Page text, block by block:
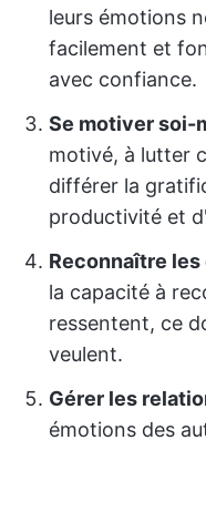
leurs émotions
facilement et
avec confiance.
Se motiver soi-
motivé, à lutter
différer la
productivité et
Reconnaître
la capacité à
ressentent, ce
veulent.
Gérer les
émotions des